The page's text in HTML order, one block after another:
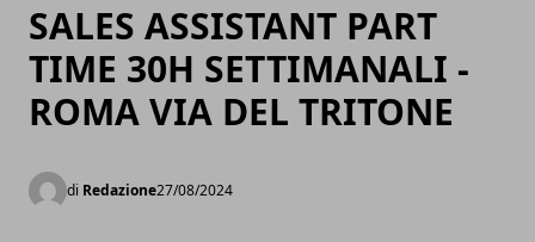
SALES ASSISTANT PART
TIME 30H SETTIMANALI -
ROMA VIA DEL TRITONE
di Redazione27/08/2024